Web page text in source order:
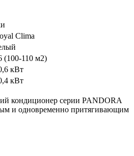
Clima
(100-110 м2)
кВт
кВт
кондиционер серии PANDORA
и одновременно притягивающим